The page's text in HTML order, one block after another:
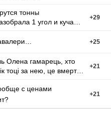
тонны
1 угол и куча
+29
+25
Олена гамарець, хто
тоці за нею, це вмерти
+21
с ценами
+21